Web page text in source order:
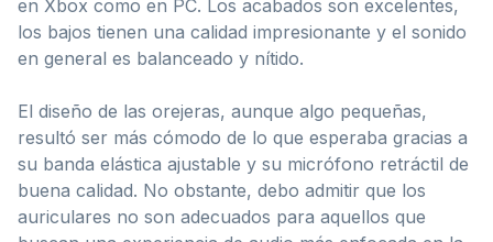
en Xbox como en PC. Los acabados son excelentes,
los bajos tienen una calidad impresionante y el sonido
en general es balanceado y nítido.
El diseño de las orejeras, aunque algo pequeñas,
resultó ser más cómodo de lo que esperaba gracias a
su banda elástica ajustable y su micrófono retráctil de
buena calidad. No obstante, debo admitir que los
auriculares no son adecuados para aquellos que